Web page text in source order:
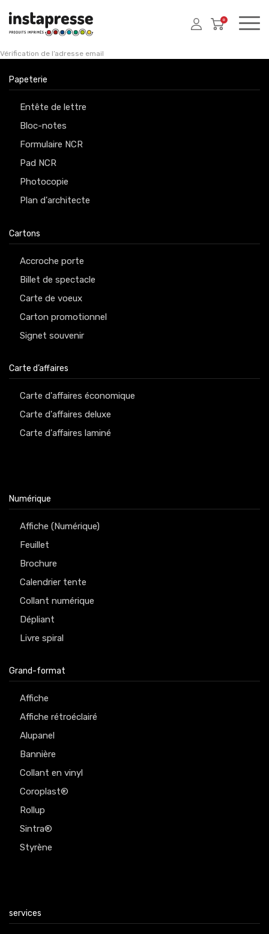
0
Vérification de l’adresse email
Papeterie
Entête de lettre
Bloc-notes
Formulaire NCR
Pad NCR
Photocopie
Plan d'architecte
Cartons
Accroche porte
Billet de spectacle
Carte de voeux
Carton promotionnel
Signet souvenir
Carte d’affaires
Carte d'affaires économique
Carte d'affaires deluxe
Carte d'affaires laminé
Numérique
Affiche (Numérique)
Feuillet
Brochure
Calendrier tente
Collant numérique
Dépliant
Livre spiral
Grand-format
Affiche
Affiche rétroéclairé
Alupanel
Bannière
Collant en vinyl
Coroplast®
Rollup
Sintra®
Styrène
services